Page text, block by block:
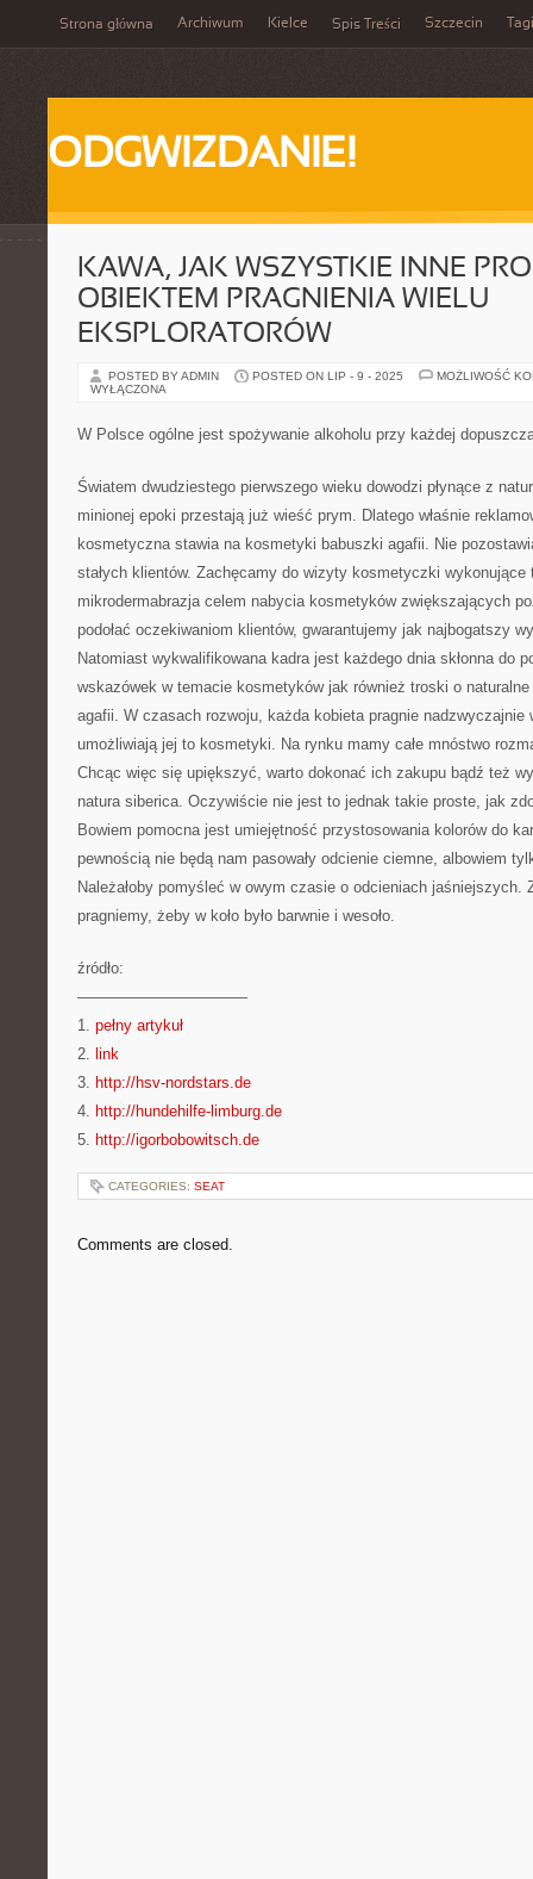
Strona główna Archiwum Kielce Spis Treści Szczecin Tagi
ODGWIZDANIE!
KAWA, JAK WSZYSTKIE INNE
OBIEKTEM PRAGNIENIA WIELU
EKSPLORATORÓW
POSTED BY ADMIN POSTED ON LIP - 9 - 2025
MOŻLIWOŚĆ
WYŁĄCZONA
W Polsce ogólne jest spożywanie alkoholu przy każdej
Światem dwudziestego pierwszego wieku dowodzi płynące z
minionej epoki przestają już wieść prym. Dlatego właśnie
kosmetyczna stawia na kosmetyki babuszki agafii. Nie
stałych klientów. Zachęcamy do wizyty kosmetyczki wykonujące
mikrodermabrazja celem nabycia kosmetyków zwiększających
podołać oczekiwaniom klientów, gwarantujemy jak najbogatszy
Natomiast wykwalifikowana kadra jest każdego dnia skłonna do
wskazówek w temacie kosmetyków jak również troski o
agafii. W czasach rozwoju, każda kobieta pragnie nadzwyczajnie
umożliwiają jej to kosmetyki. Na rynku mamy całe mnóstwo
Chcąc więc się upiększyć, warto dokonać ich zakupu bądź też
natura siberica. Oczywiście nie jest to jednak takie proste, jak
Bowiem pomocna jest umiejętność przystosowania kolorów do
pewnością nie będą nam pasowały odcienie ciemne, albowiem
Należałoby pomyśleć w owym czasie o odcieniach jaśniejszych.
pragniemy, żeby w koło było barwnie i wesoło.
źródło:
———————————
1. pełny artykuł
2. link
3. http://hsv-nordstars.de
4. http://hundehilfe-limburg.de
5. http://igorbobowitsch.de
CATEGORIES: SEAT
Comments are closed.